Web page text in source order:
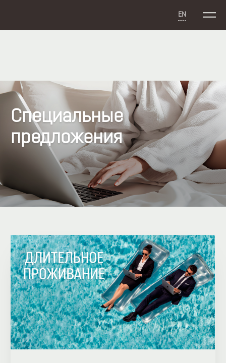
EN
Специальные
предложения